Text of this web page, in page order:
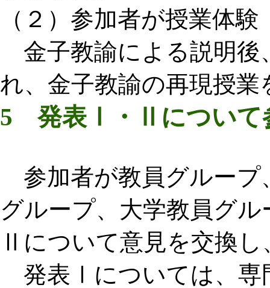
（２）参加者が授業体験
金子教諭による説明後
れ、金子教諭の再現授
5 発表Ⅰ・Ⅱについて
参加者が教員グループ
グループ、大学教員グ
Ⅱについて意見を交換し
発表Ⅰについては、専